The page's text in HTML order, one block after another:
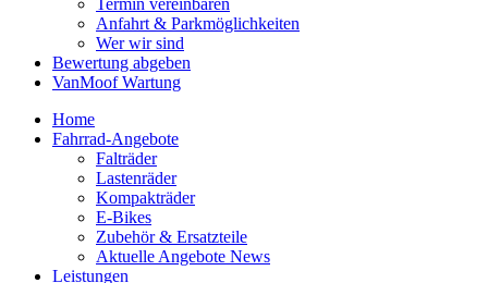
Termin vereinbaren
Anfahrt & Parkmöglichkeiten
Wer wir sind
Bewertung abgeben
VanMoof Wartung
Home
Fahrrad-Angebote
Falträder
Lastenräder
Kompakträder
E-Bikes
Zubehör & Ersatzteile
Aktuelle Angebote News
Leistungen